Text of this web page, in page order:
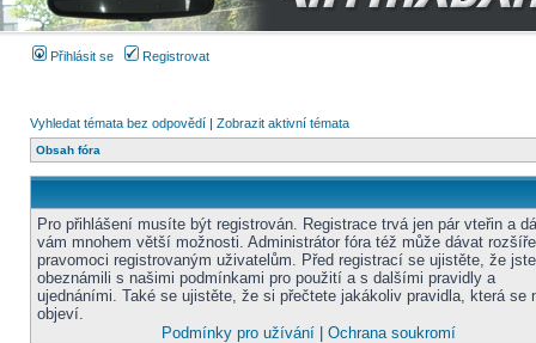
Přihlásit se Registrovat
Vyhledat témata bez odpovědí | Zobrazit aktivní témata
Obsah fóra
Pro přihlášení musíte být registrován. Registrace trvá jen pár vteřin a
vám mnohem větší možnosti. Administrátor fóra též může dávat
pravomoci registrovaným uživatelům. Před registrací se ujistěte, že
obeznámili s našimi podmínkami pro použití a s dalšími pravidly a
ujednáními. Také se ujistěte, že si přečtete jakákoliv pravidla, která se
objeví.
Podmínky pro užívání| Ochrana soukromí